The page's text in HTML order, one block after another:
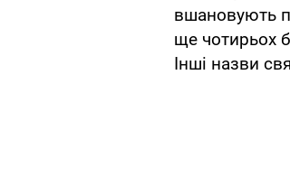
вшановують
ще чотирьох
Інші назви